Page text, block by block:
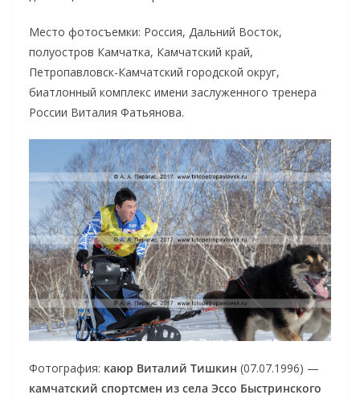
Место фотосъемки: Россия, Дальний Восток,
полуостров Камчатка, Камчатский край,
Петропавловск-Камчатский городской округ,
биатлонный комплекс имени заслуженного тренера
России Виталия Фатьянова.
Фотография: каюр Виталий Тишкин (07.07.1996) —
камчатский спортсмен из села Эссо Быстринского